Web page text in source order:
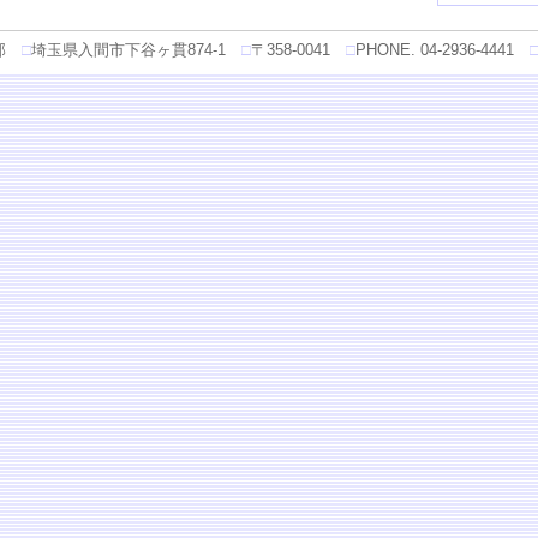
□埼玉県入間市下谷ヶ貫874-1 □〒358-0041 □PHONE. 04-2936-4441 □